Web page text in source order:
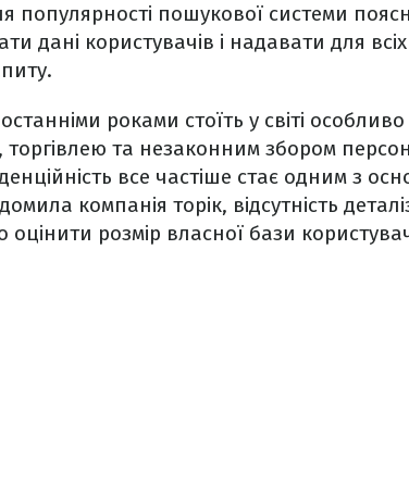
популярності пошукової системи
дані користувачів і надавати для
роками стоїть у світі
торгівлею та незаконним збором
все частіше стає одним з
компанія торік, відсутність
оцінити розмір власної бази